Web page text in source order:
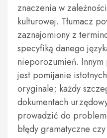
znaczenia w
kulturowej. Tłumacz
zaznajomiony z
specyfiką danego
nieporozumień. Innym
jest pomijanie
oryginale; każdy
dokumentach
prowadzić do
błędy gramatyczne